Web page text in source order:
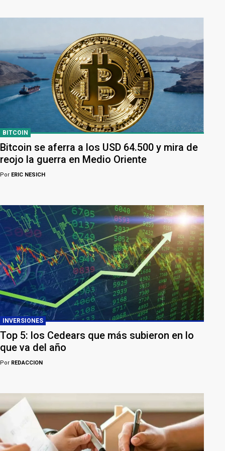
BITCOIN
Bitcoin se aferra a los USD 64.500 y mira de
reojo la guerra en Medio Oriente
Por ERIC NESICH
INVERSIONES
Top 5: los Cedears que más subieron en lo
que va del año
Por REDACCION